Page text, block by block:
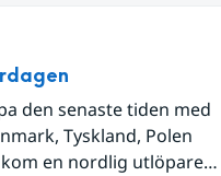
den senaste tiden med
Tyskland, Polen
en nordlig utlöpare